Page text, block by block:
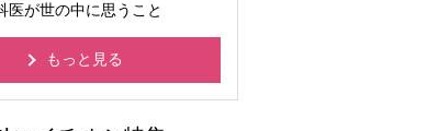
医が世の中に思うこと
もっと見る